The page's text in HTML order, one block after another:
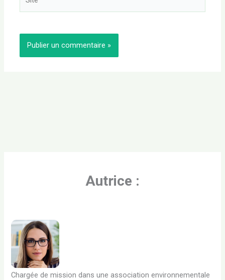
Autrice :
Chargée de mission dans une association environnementale